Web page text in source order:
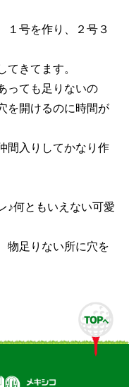
１号を作り、２号３
てきてます。
っても足りないの
を開けるのに時間が
間入りしてかなり作
♪何ともいえない可愛
物足りない所に穴を